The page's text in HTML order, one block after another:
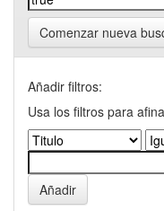
Comenzar nueva
Añadir filtros:
Usa los filtros para